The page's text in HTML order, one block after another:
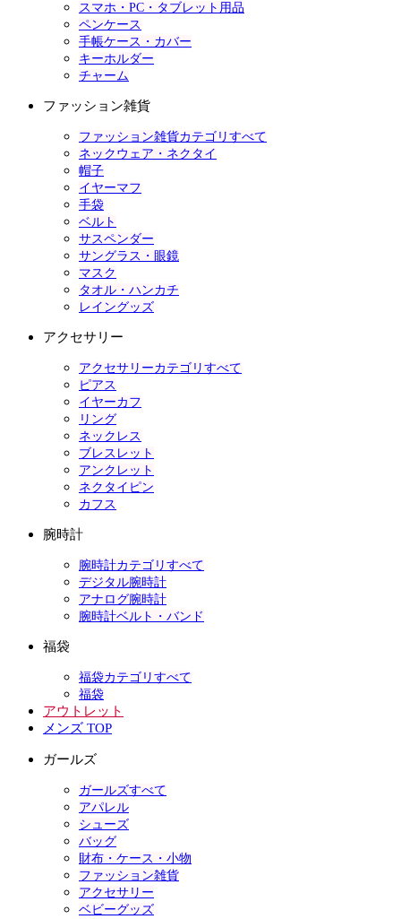
スマホ・PC・タブレット用品
ペンケース
手帳ケース・カバー
キーホルダー
チャーム
ファッション雑貨
ファッション雑貨カテゴリすべて
ネックウェア・ネクタイ
帽子
イヤーマフ
手袋
ベルト
サスペンダー
サングラス・眼鏡
マスク
タオル・ハンカチ
レイングッズ
アクセサリー
アクセサリーカテゴリすべて
ピアス
イヤーカフ
リング
ネックレス
ブレスレット
アンクレット
ネクタイピン
カフス
腕時計
腕時計カテゴリすべて
デジタル腕時計
アナログ腕時計
腕時計ベルト・バンド
福袋
福袋カテゴリすべて
福袋
アウトレット
メンズ TOP
ガールズ
ガールズすべて
アパレル
シューズ
バッグ
財布・ケース・小物
ファッション雑貨
アクセサリー
ベビーグッズ